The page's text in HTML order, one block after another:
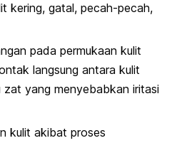
kering, gatal, pecah-pecah,
pada permukaan kulit
langsung antara kulit
yang menyebabkan iritasi
kulit akibat proses